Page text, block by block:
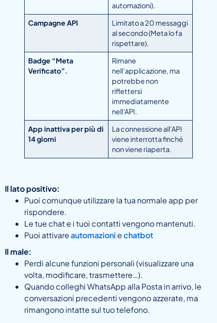
automazioni).
Campagne API
Limitato a 20 messaggi
al secondo (Meta lo fa
rispettare).
Badge “Meta
Verificato”.
Rimane
nell’applicazione, ma
potrebbe non
riflettersi
immediatamente
nell’API.
App inattiva per più di
14 giorni
La connessione all’API
viene interrotta finché
non viene riaperta.
Il lato positivo:
Puoi comunque utilizzare la tua normale app per
rispondere.
Le tue chat e i tuoi contatti vengono mantenuti.
Puoi attivareautomazioni echatbot
Il male:
Perdi alcune funzioni personali (visualizzare una
volta, modificare, trasmettere…).
Quando colleghi WhatsApp alla Posta in arrivo, le
conversazioni precedenti vengono azzerate, ma
rimangono intatte sul tuo telefono.